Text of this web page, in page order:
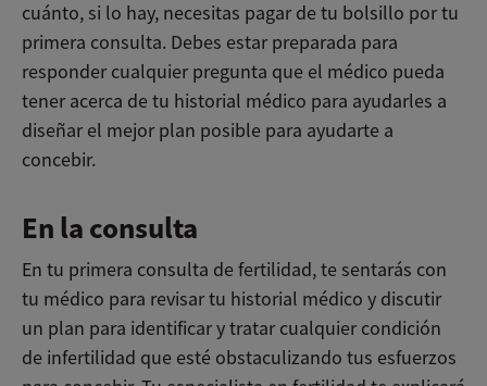
cuánto, si lo hay, necesitas pagar de tu bolsillo por tu
primera consulta. Debes estar preparada para
responder cualquier pregunta que el médico pueda
tener acerca de tu historial médico para ayudarles a
diseñar el mejor plan posible para ayudarte a
concebir.
En la consulta
En tu primera consulta de fertilidad, te sentarás con
tu médico para revisar tu historial médico y discutir
un plan para identificar y tratar cualquier condición
de infertilidad que esté obstaculizando tus esfuerzos